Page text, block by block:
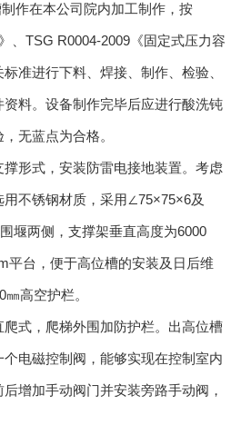
在本公司院内加工制作，按
、TSG R0004-2009《固定式压力容
准进行下料、焊接、制作、检验、
料。设备制作完毕后应进行酸洗钝
无蓝点为合格。
形式，安装防雷电接地装置。考虑
不锈钢材质，采用∠75×75×6及
堰两侧，支撑架垂直高度为6000
平台，便于高位槽的安装及日后维
高空护栏。
式，爬梯外围加防护栏。出高位槽
电磁控制阀，能够实现在控制室内
增加手动阀门并安装旁路手动阀，